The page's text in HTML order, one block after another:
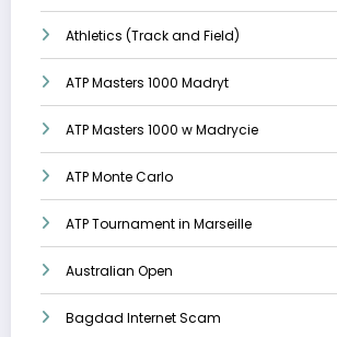
Athletics (Track and Field)
ATP Masters 1000 Madryt
ATP Masters 1000 w Madrycie
ATP Monte Carlo
ATP Tournament in Marseille
Australian Open
Bagdad Internet Scam